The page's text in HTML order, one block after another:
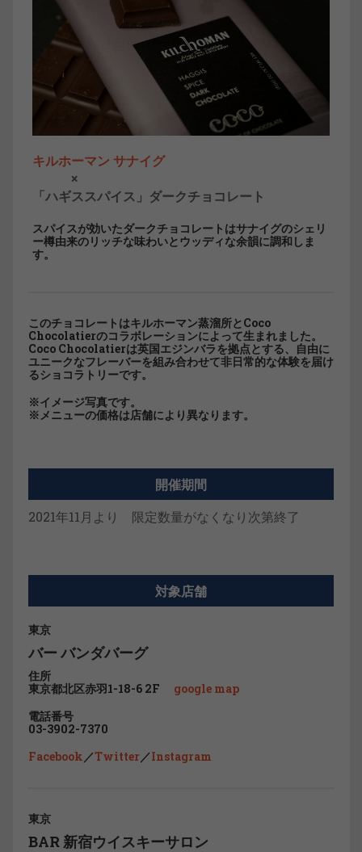
キルホーマン サナイグ
×
「ハギススパイス」ダークチョコレート
スパイスが効いたダークチョコレートはサナイグのシェリ
ー樽由来のリッチな味わいとウッディな余韻に調和しま
す。
このチョコレートはキルホーマン蒸溜所とCoco
Chocolatierのコラボレーションによって生まれました。
Coco Chocolatierは英国エジンバラを拠点とする、自由に
ユニークなフレーバーを組み合わせて非日常的な体験を届け
るショコラトリーです。
※イメージ写真です。
※メニューの価格は店舗により異なります。
開催期間
2021年11月より 限定数量がなくなり次第終了
対象店舗
東京
バー バンダバーグ
住所
東京都北区赤羽1-18-6 2F google map
電話番号
03-3902-7370
Facebook／Twitter／Instagram
東京
BAR 新宿ウイスキーサロン